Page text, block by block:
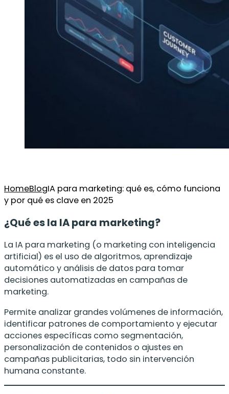
HomeBlogIA para marketing: qué es, cómo funciona
y por qué es clave en 2025
¿Qué es la IA para marketing?
La IA para marketing (o marketing con inteligencia
artificial) es el uso de algoritmos, aprendizaje
automático y análisis de datos para tomar
decisiones automatizadas en campañas de
marketing.
Permite analizar grandes volúmenes de información,
identificar patrones de comportamiento y ejecutar
acciones específicas como segmentación,
personalización de contenidos o ajustes en
campañas publicitarias, todo sin intervención
humana constante.